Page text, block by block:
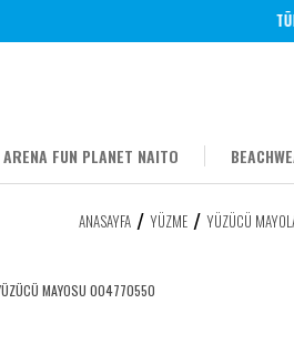
ARENA FUN PLANET NAITO
ANASAYFA YÜZME YÜZÜCÜ